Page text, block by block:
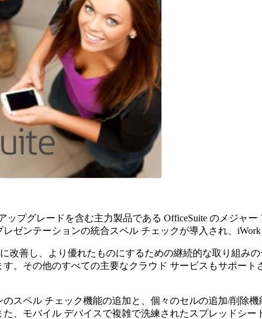
ップグレードを含む主力製品である OfficeSuite のメジャ
ゼンテーションの統合スペル チェックが導入され、
改善し、より優れたものにするための継続的な取り組み
。その他のすべての主要なクラウド サービスもサポー
スペル チェック機能の追加と、個々のセルの追加/削除
、モバイル デバイスで複雑で洗練されたスプレッドシ